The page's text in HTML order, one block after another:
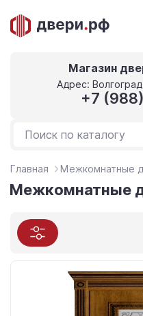
Магазин
Адрес:
+7
Главная Межкомнатные
Межкомнатные